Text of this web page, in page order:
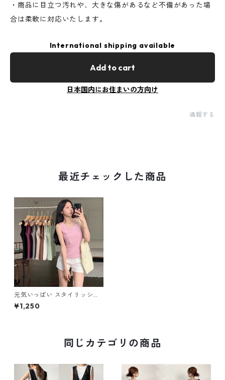
・商品に目立つ汚れや、大きな傷があるなど不備があった場
合は柔軟に対応いたします。
International shipping available
Add to cart
日本国内にお住まいの方向け
通報する
最近チェックした商品
元気いっぱい スタイリッシュ
5色展開 ベース タンクトップ
M-526
¥1,250
同じカテゴリの商品